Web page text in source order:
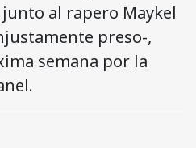
al rapero Maykel
preso-,
semana por la